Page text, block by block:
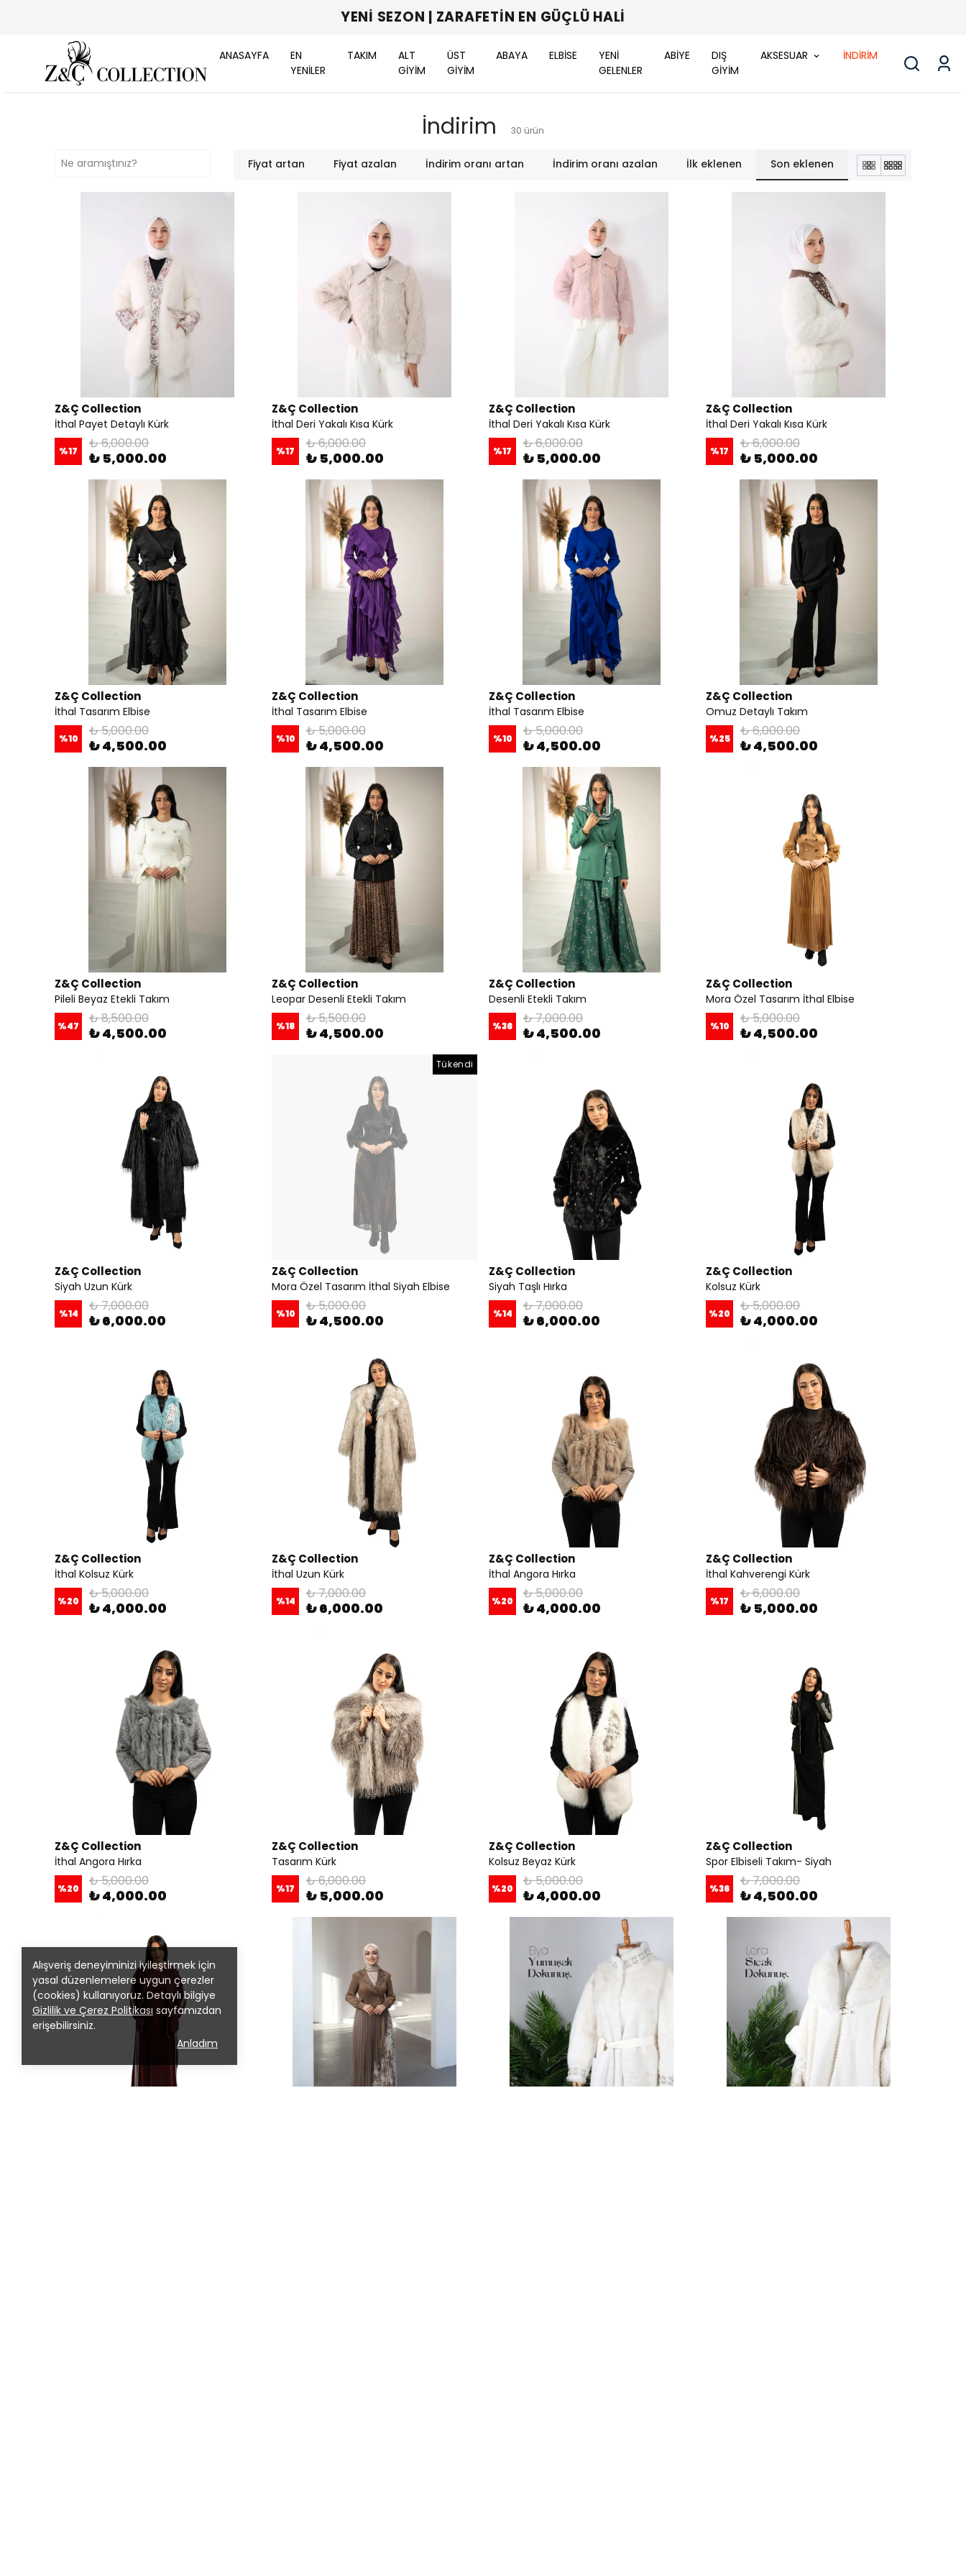
YENI SEZON | ZARAFETIN EN GÜÇLÜ HALI
ANASAYFA
EN
YENİLER
TAKIM
ALT
GİYİM
ÜST
GİYİM
ABAYA ELBİSE
YENİ
GELENLER
ABİYE
DIŞ
GİYİM
AKSESUAR İNDİRİM
Alışveriş deneyiminizi iyileştirmek için
yasal düzenlemelere uygun çerezler
(cookies) kullanıyoruz. Detaylı bilgiye
Gizlilik ve Çerez Politikası sayfamızdan
erişebilirsiniz.
Anladım
İndirim 30 ürün
Fiyat artan Fiyat azalan İndirim oranı artan İndirim oranı azalan İlk eklenen Son eklenen
Z&Ç Collection
İthal Payet Detaylı Kürk
%17 ₺ 6,000.00
₺ 5,000.00
Z&Ç Collection
İthal Deri Yakalı Kısa Kürk
%17 ₺ 6,000.00
₺ 5,000.00
Z&Ç Collection
İthal Deri Yakalı Kısa Kürk
%17 ₺ 6,000.00
₺ 5,000.00
Z&Ç Collection
İthal Deri Yakalı Kısa Kürk
%17 ₺ 6,000.00
₺ 5,000.00
Z&Ç Collection
İthal Tasarım Elbise
%10 ₺ 5,000.00
₺ 4,500.00
Z&Ç Collection
İthal Tasarım Elbise
%10 ₺ 5,000.00
₺ 4,500.00
Z&Ç Collection
İthal Tasarım Elbise
%10 ₺ 5,000.00
₺ 4,500.00
Z&Ç Collection
Omuz Detaylı Takım
%25 ₺ 6,000.00
₺ 4,500.00
Z&Ç Collection
Pileli Beyaz Etekli Takım
%47 ₺ 8,500.00
₺ 4,500.00
Z&Ç Collection
Leopar Desenli Etekli Takım
%18 ₺ 5,500.00
₺ 4,500.00
Z&Ç Collection
Desenli Etekli Takım
%36 ₺ 7,000.00
₺ 4,500.00
Z&Ç Collection
Mora Özel Tasarım İthal Elbise
%10 ₺ 5,000.00
₺ 4,500.00
Z&Ç Collection
Siyah Uzun Kürk
%14 ₺ 7,000.00
₺ 6,000.00
Tükendi
Z&Ç Collection
Mora Özel Tasarım İthal Siyah Elbise
%10 ₺ 5,000.00
₺ 4,500.00
Z&Ç Collection
Siyah Taşlı Hırka
%14 ₺ 7,000.00
₺ 6,000.00
Z&Ç Collection
Kolsuz Kürk
%20 ₺ 5,000.00
₺ 4,000.00
Z&Ç Collection
İthal Kolsuz Kürk
%20 ₺ 5,000.00
₺ 4,000.00
Z&Ç Collection
İthal Uzun Kürk
%14 ₺ 7,000.00
₺ 6,000.00
Z&Ç Collection
İthal Angora Hırka
%20 ₺ 5,000.00
₺ 4,000.00
Z&Ç Collection
İthal Kahverengi Kürk
%17 ₺ 6,000.00
₺ 5,000.00
Z&Ç Collection
İthal Angora Hırka
%20 ₺ 5,000.00
₺ 4,000.00
Z&Ç Collection
Tasarım Kürk
%17 ₺ 6,000.00
₺ 5,000.00
Z&Ç Collection
Kolsuz Beyaz Kürk
%20 ₺ 5,000.00
₺ 4,000.00
Z&Ç Collection
Spor Elbiseli Takım- Siyah
%36 ₺ 7,000.00
₺ 4,500.00